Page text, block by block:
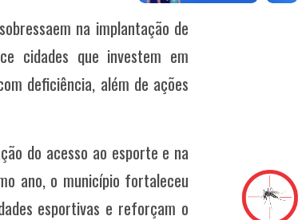
na implantação de
cidades que investem em
deficiência, além de ações
do acesso ao esporte e na
ano, o município fortaleceu
esportivas e reforçam o